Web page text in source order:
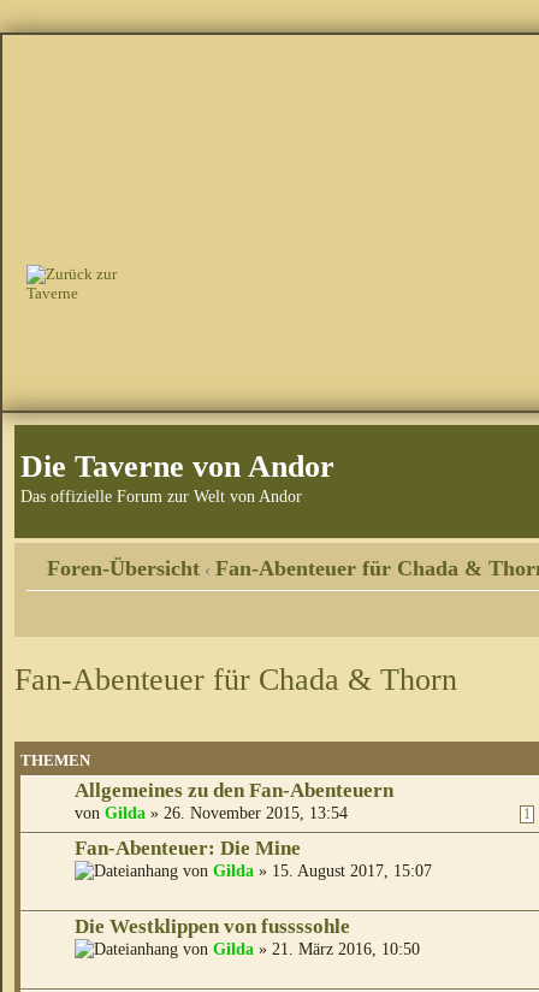
Die Taverne von Andor
Das offizielle Forum zur Welt von Andor
Foren-Übersicht ‹ Fan-Abenteuer für Chada &
Fan-Abenteuer für Chada & Thorn
THEMEN
Allgemeines zu den Fan-Abenteuern
1
von Gilda » 26. November 2015, 13:54
Fan-Abenteuer: Die Mine
von Gilda » 15. August 2017, 15:07
Die Westklippen von fussssohle
von Gilda » 21. März 2016, 10:50